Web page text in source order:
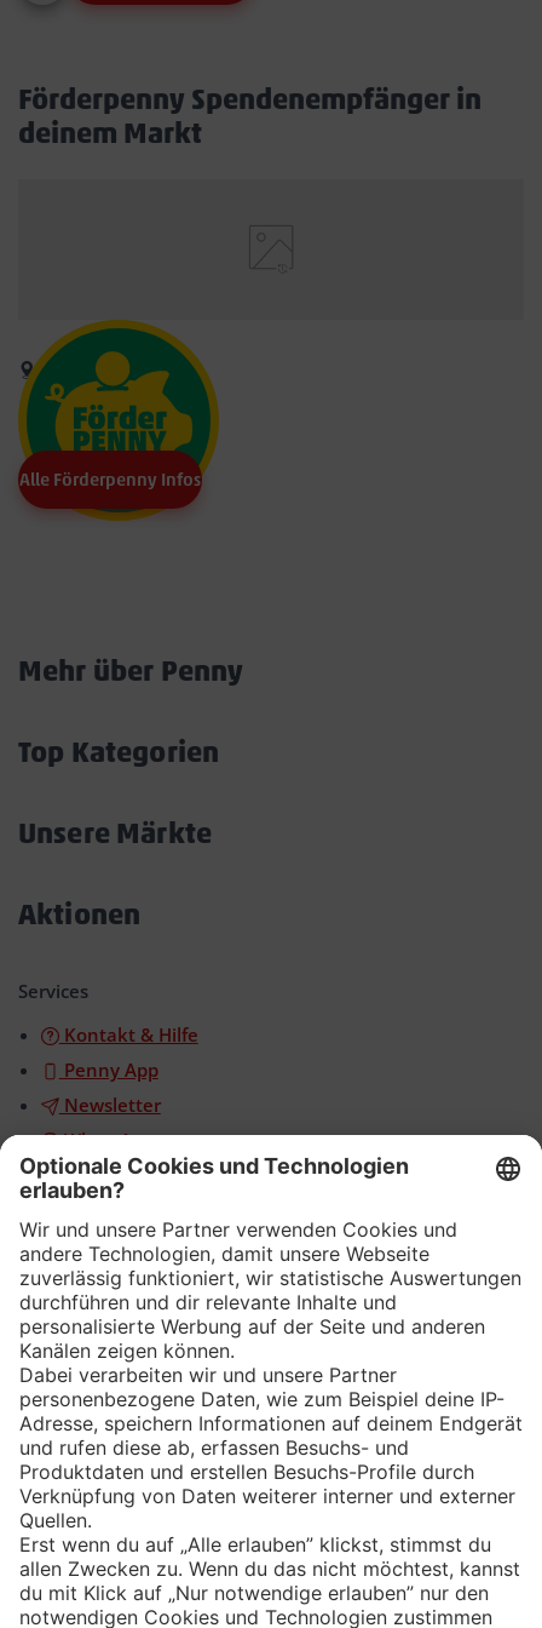
Förderpenny Spendenempfänger in
deinem Markt
Alle Förderpenny Infos
Mehr über Penny
Top Kategorien
Unsere Märkte
Aktionen
Services
Kontakt & Hilfe
Penny App
Newsletter
WhatsApp
App
Eishockey